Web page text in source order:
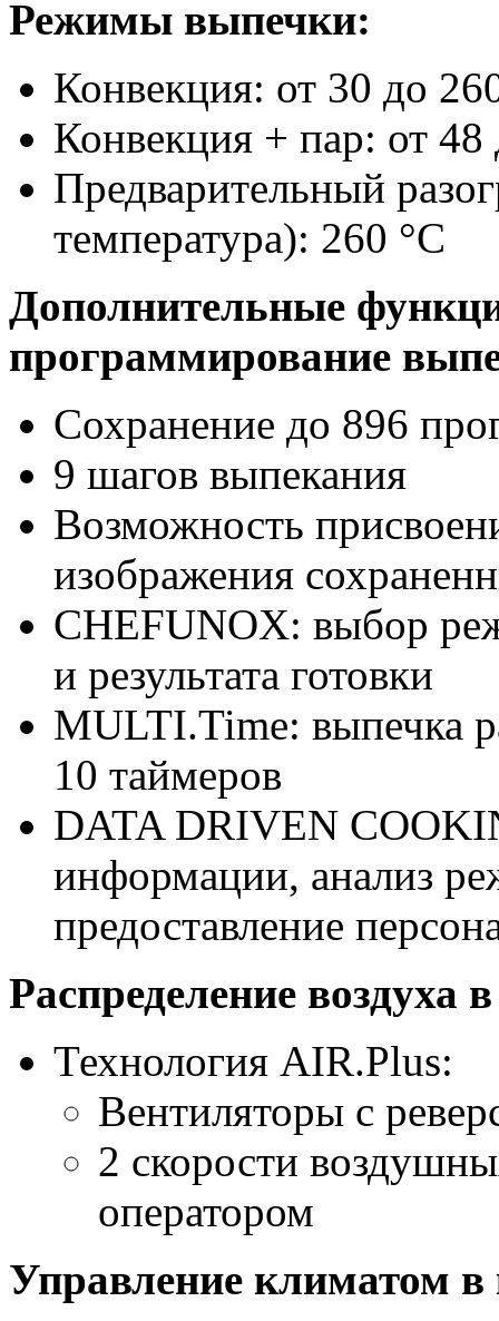
Режимы выпечки:
Конвекция: от 30 до
Конвекция + пар: от 48
Предварительный
температура): 260 °С
Дополнительные
программирование
Сохранение до 896
9 шагов выпекания
Возможность
изображения
CHEFUNOX: выбор
и результата готовки
MULTI.Time: выпечка
10 таймеров
DATA DRIVEN
информации, анализ
предоставление
Распределение воздуха
Технология AIR.Plus:
Вентиляторы с
2 скорости
оператором
Управление климатом в